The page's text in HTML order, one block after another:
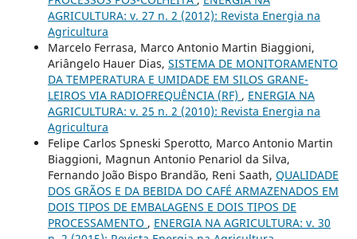
AGRICULTURA: v. 27 n. 2 (2012): Revista Energia na
Agricultura
Marcelo Ferrasa, Marco Antonio Martin Biaggioni,
Ariângelo Hauer Dias, SISTEMA DE MONITORAMENTO
DA TEMPERATURA E UMIDADE EM SILOS GRANE-
LEIROS VIA RADIOFREQUÊNCIA (RF) , ENERGIA NA
AGRICULTURA: v. 25 n. 2 (2010): Revista Energia na
Agricultura
Felipe Carlos Spneski Sperotto, Marco Antonio Martin
Biaggioni, Magnun Antonio Penariol da Silva,
Fernando João Bispo Brandão, Reni Saath, QUALIDADE
DOS GRÃOS E DA BEBIDA DO CAFÉ ARMAZENADOS EM
DOIS TIPOS DE EMBALAGENS E DOIS TIPOS DE
PROCESSAMENTO , ENERGIA NA AGRICULTURA: v. 30